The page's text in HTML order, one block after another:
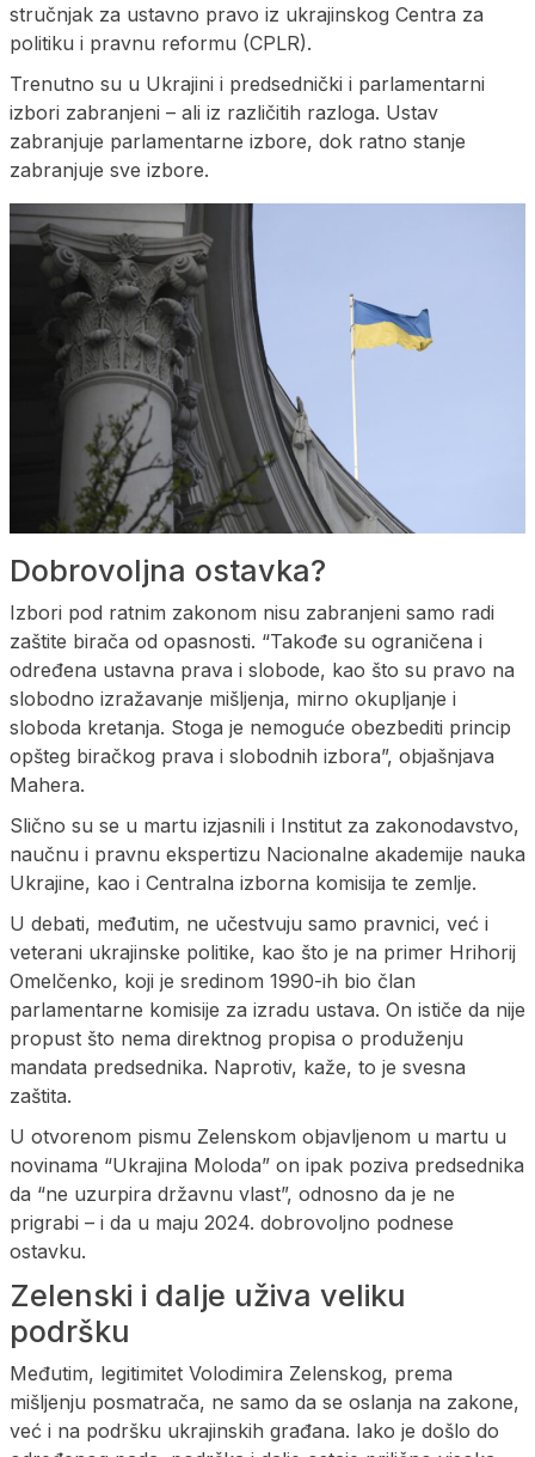
stručnjak za ustavno pravo iz ukrajinskog Centra za
politiku i pravnu reformu (CPLR).
Trenutno su u Ukrajini i predsednički i parlamentarni
izbori zabranjeni – ali iz različitih razloga. Ustav
zabranjuje parlamentarne izbore, dok ratno stanje
zabranjuje sve izbore.
Dobrovoljna ostavka?
Izbori pod ratnim zakonom nisu zabranjeni samo radi
zaštite birača od opasnosti. “Takođe su ograničena i
određena ustavna prava i slobode, kao što su pravo na
slobodno izražavanje mišljenja, mirno okupljanje i
sloboda kretanja. Stoga je nemoguće obezbediti princip
opšteg biračkog prava i slobodnih izbora”, objašnjava
Mahera.
Slično su se u martu izjasnili i Institut za zakonodavstvo,
naučnu i pravnu ekspertizu Nacionalne akademije nauka
Ukrajine, kao i Centralna izborna komisija te zemlje.
U debati, međutim, ne učestvuju samo pravnici, već i
veterani ukrajinske politike, kao što je na primer Hrihorij
Omelčenko, koji je sredinom 1990-ih bio član
parlamentarne komisije za izradu ustava. On ističe da nije
propust što nema direktnog propisa o produženju
mandata predsednika. Naprotiv, kaže, to je svesna
zaštita.
U otvorenom pismu Zelenskom objavljenom u martu u
novinama “Ukrajina Moloda” on ipak poziva predsednika
da “ne uzurpira državnu vlast”, odnosno da je ne
prigrabi – i da u maju 2024. dobrovoljno podnese
ostavku.
Zelenski i dalje uživa veliku
podršku
Međutim, legitimitet Volodimira Zelenskog, prema
mišljenju posmatrača, ne samo da se oslanja na zakone,
već i na podršku ukrajinskih građana. Iako je došlo do